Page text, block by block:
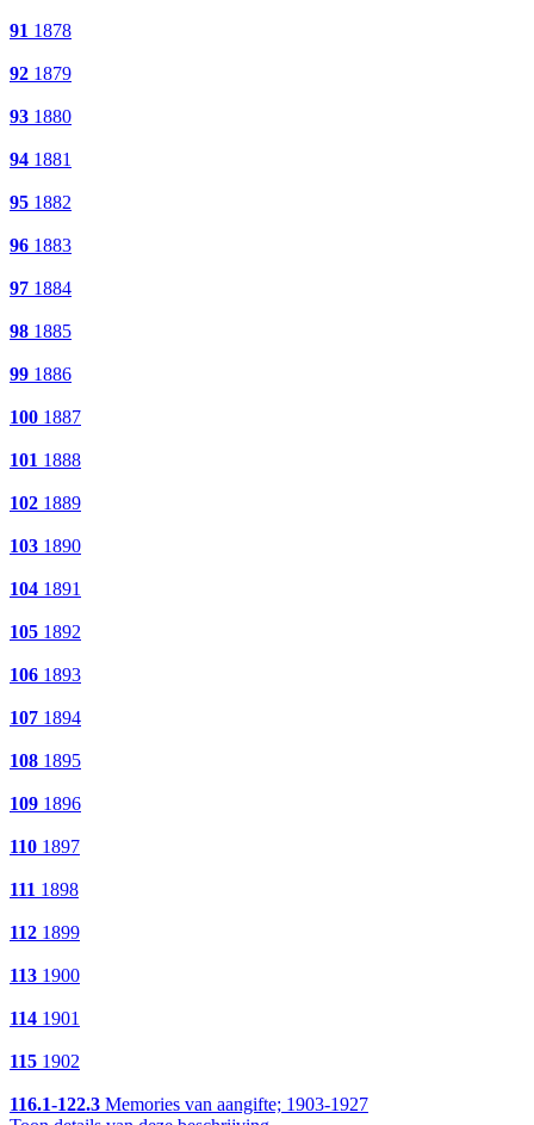
91 1878
92 1879
93 1880
94 1881
95 1882
96 1883
97 1884
98 1885
99 1886
100 1887
101 1888
102 1889
103 1890
104 1891
105 1892
106 1893
107 1894
108 1895
109 1896
110 1897
111 1898
112 1899
113 1900
114 1901
115 1902
116.1-122.3 Memories van aangifte; 1903-1927